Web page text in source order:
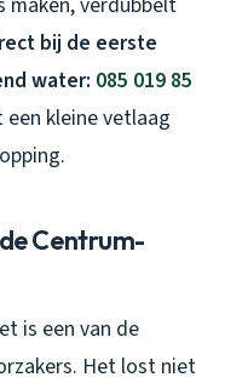
bij de eerste
water: 085 019 85
kleine vetlaag
Centrum-
is een van de
Het lost niet